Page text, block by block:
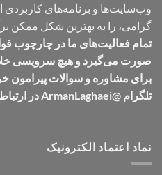
وب‌سایت‌ها و برنامه‌های کاربردی
گرامی، را به بهترین شکل ممکن
تمام فعالیت‌های ما در چارچوب
صورت می‌گیرد و هیچ سرویسی
برای مشاوره و سوالات پیرامون
تلگرام @ArmanLaghaei در ارتباط باشید.
نماد اعتماد الکترونیک